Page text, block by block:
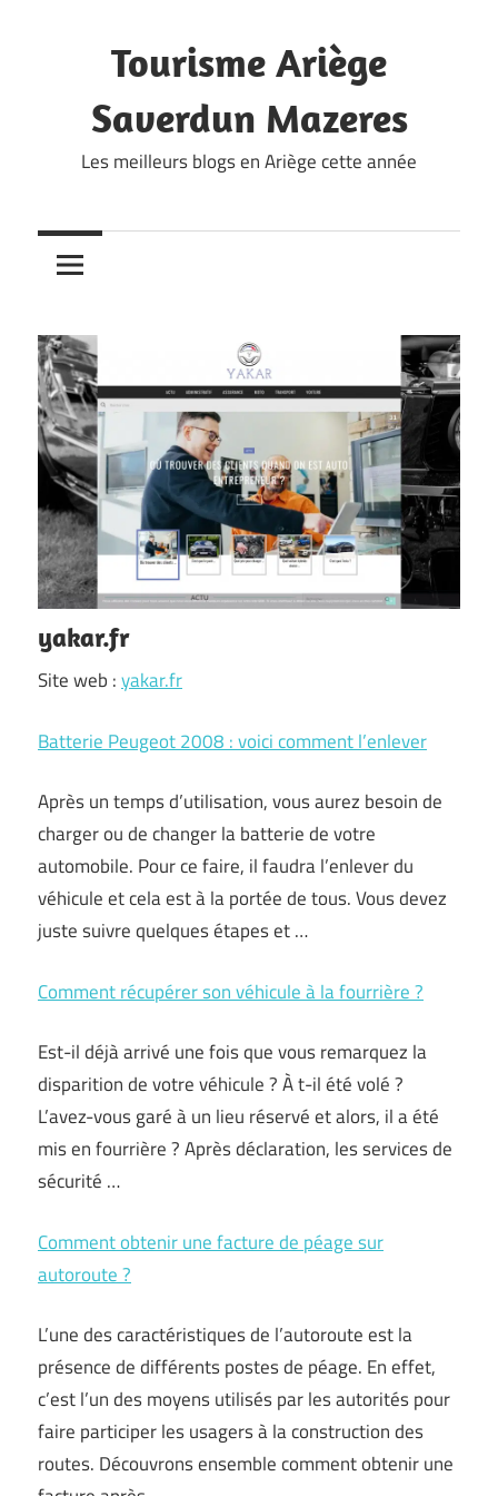
Tourisme Ariège
Saverdun Mazeres
Les meilleurs blogs en Ariège cette année
yakar.fr
Site web :yakar.fr
Batterie Peugeot 2008 : voici comment l’enlever
Après un temps d’utilisation, vous aurez besoin de
charger ou de changer la batterie de votre
automobile. Pour ce faire, il faudra l’enlever du
véhicule et cela est à la portée de tous. Vous devez
juste suivre quelques étapes et …
Comment récupérer son véhicule à la fourrière ?
Est-il déjà arrivé une fois que vous remarquez la
disparition de votre véhicule ? À t-il été volé ?
L’avez-vous garé à un lieu réservé et alors, il a été
mis en fourrière ? Après déclaration, les services de
sécurité …
Comment obtenir une facture de péage sur
autoroute ?
L’une des caractéristiques de l’autoroute est la
présence de différents postes de péage. En effet,
c’est l’un des moyens utilisés par les autorités pour
faire participer les usagers à la construction des
routes. Découvrons ensemble comment obtenir une